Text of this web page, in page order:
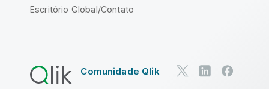
Escritório Global/Contato
Comunidade Qlik